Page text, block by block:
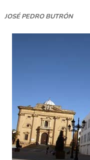
JOSÉ PEDRO BUTRÓN